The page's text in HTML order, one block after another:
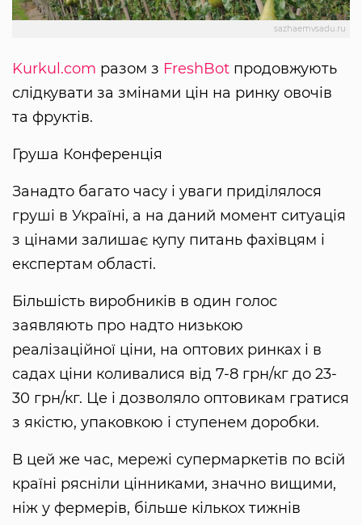
sazhaemvsadu.ru
Kurkul.com разом з FreshBot продовжують
слідкувати за змінами цін на ринку овочів
та фруктів.
Груша Конференція
Занадто багато часу і уваги приділялося
груші в Україні, а на даний момент ситуація
з цінами залишає купу питань фахівцям і
експертам області.
Більшість виробників в один голос
заявляють про надто низькою
реалізаційної ціни, на оптових ринках і в
садах ціни коливалися від 7-8 грн/кг до 23-
30 грн/кг. Це і дозволяло оптовикам гратися
з якістю, упаковкою і ступенем доробки.
В цей же час, мережі супермаркетів по всій
країні рясніли цінниками, значно вищими,
ніж у фермерів, більше кількох тижнів